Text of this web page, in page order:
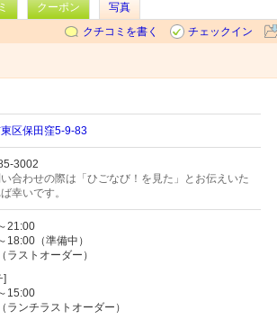
クーポン
写真
クチコミを書く
チェックイン
区保田窪5-9-83
3002
合わせの際は「ひごなび！を見た」とお伝えいた
幸いです。
21:00
18:00（準備中）
ラストオーダー）
]
15:00
ランチラストオーダー）